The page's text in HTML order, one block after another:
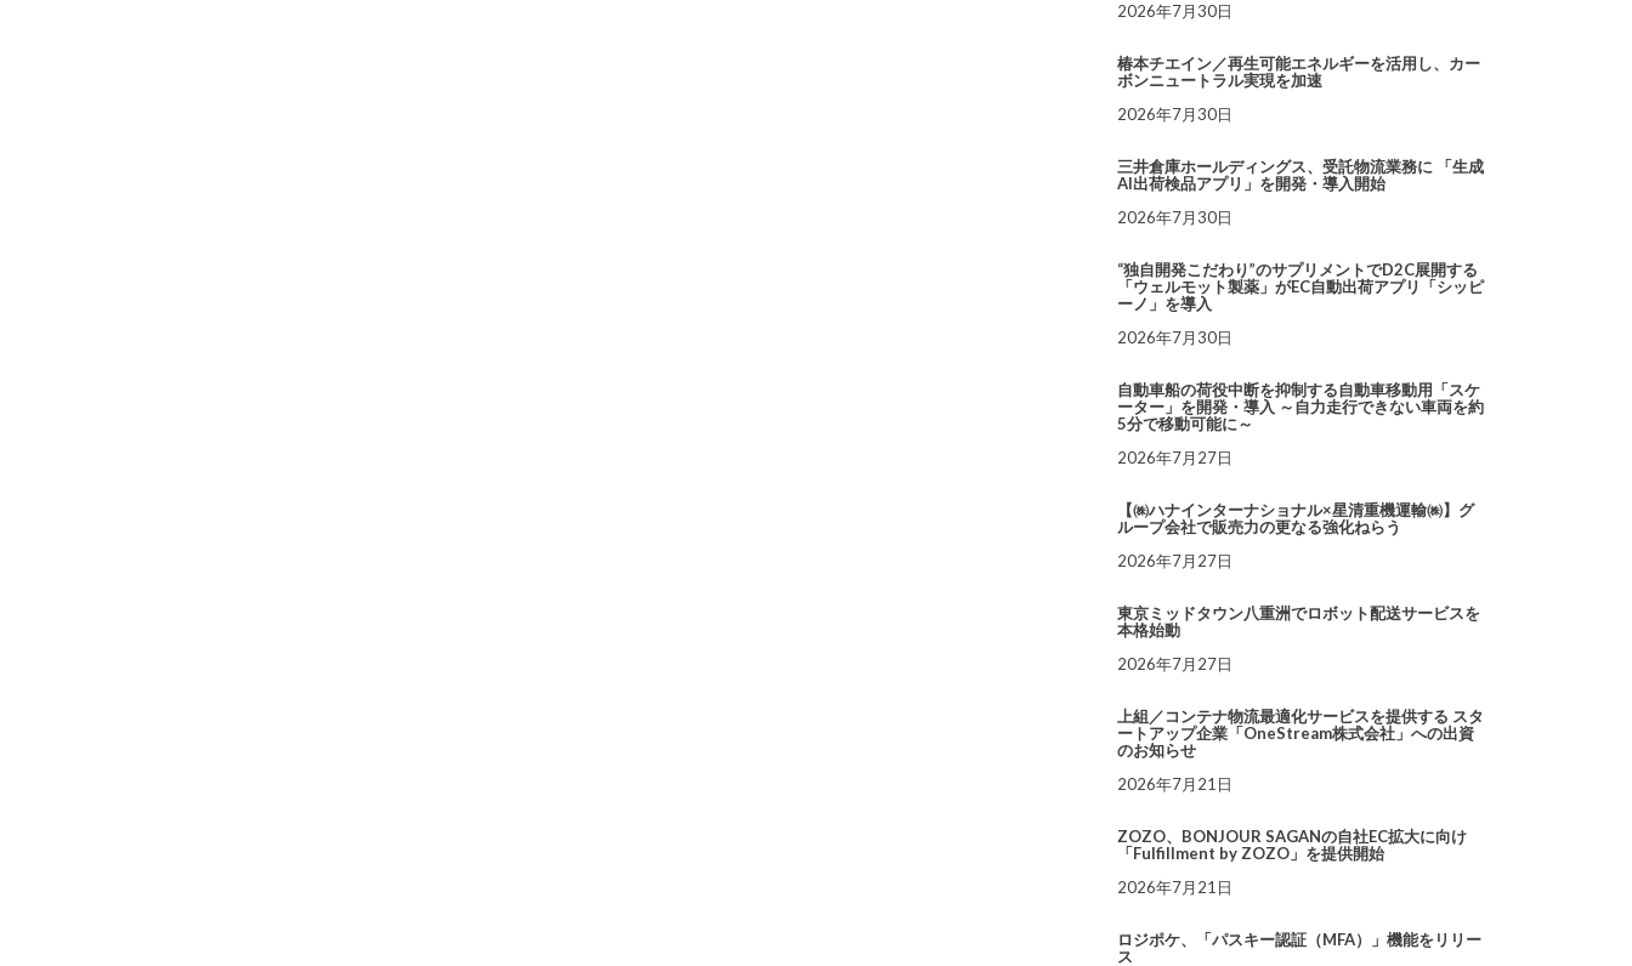
2026年7月30日
椿本チエイン／再生可能エネルギーを活用し、カー
ボンニュートラル実現を加速
2026年7月30日
三井倉庫ホールディングス、受託物流業務に 「生成
AI出荷検品アプリ」を開発・導入開始
2026年7月30日
“独自開発こだわり”のサプリメントでD2C展開する
「ウェルモット製薬」がEC自動出荷アプリ「シッピ
ーノ」を導入
2026年7月30日
自動車船の荷役中断を抑制する自動車移動用「スケ
ーター」を開発・導入 ～自力走行できない車両を約
5分で移動可能に～
2026年7月27日
【㈱ハナインターナショナル×星清重機運輸㈱】グ
ループ会社で販売力の更なる強化ねらう
2026年7月27日
東京ミッドタウン八重洲でロボット配送サービスを
本格始動
2026年7月27日
上組／コンテナ物流最適化サービスを提供する スタ
ートアップ企業「OneStream株式会社」への出資
のお知らせ
2026年7月21日
ZOZO、BONJOUR SAGANの自社EC拡大に向け
「Fulfillment by ZOZO」を提供開始
2026年7月21日
ロジポケ、「パスキー認証（MFA）」機能をリリー
ス